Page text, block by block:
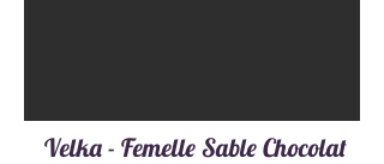
Velka - Femelle Sable Chocolat